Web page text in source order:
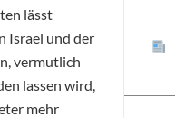
lässt
Israel und der
vermutlich
lassen wird,
mehr